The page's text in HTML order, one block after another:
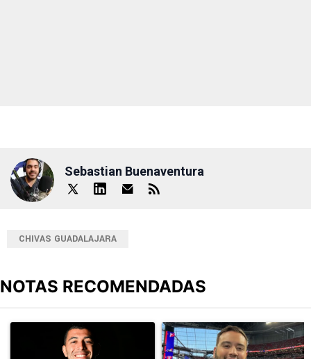
Sebastian Buenaventura
CHIVAS GUADALAJARA
NOTAS RECOMENDADAS
Un artículo de tendencia con el título "Erik Lira habría
Un artículo de tendencia con el